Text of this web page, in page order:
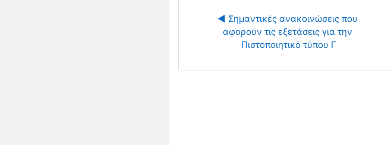
◀︎ Σημαντικές ανακοινώσεις που
αφορούν τις εξετάσεις για την
Πιστοποιητικό τύπου Γ